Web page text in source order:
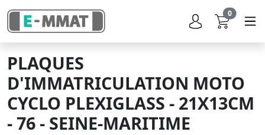
0
PLAQUES
D'IMMATRICULATION MOTO
CYCLO PLEXIGLASS - 21X13CM
- 76 - SEINE-MARITIME